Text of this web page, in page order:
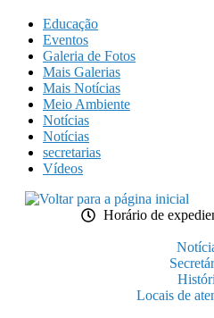
Educação
Eventos
Galeria de Fotos
Mais Galerias
Mais Notícias
Meio Ambiente
Notícias
Notícias
secretarias
Vídeos
Horário de
Locais de